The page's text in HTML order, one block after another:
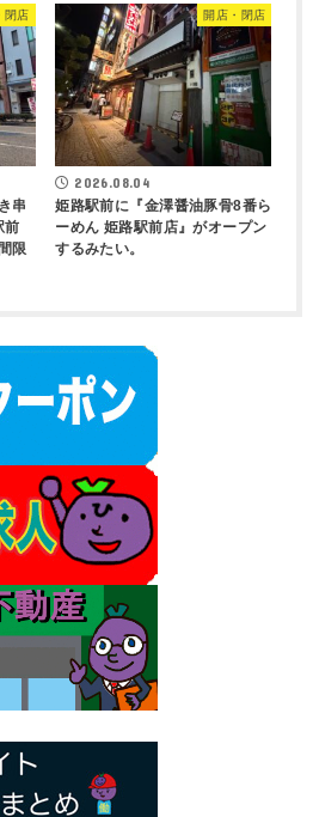
閉店
串
前
限
開店・閉店
2026.08.04
姫路駅前に『金澤醤油豚骨8番ら
ーめん 姫路駅前店』がオープン
するみたい。